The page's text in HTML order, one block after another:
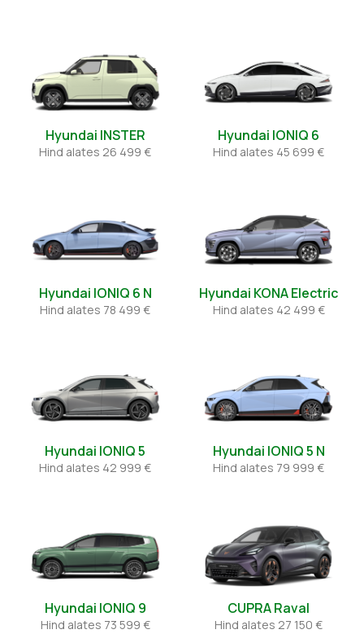
Hyundai INSTER
Hind alates 26 499 €
Hyundai IONIQ 6
Hind alates 45 699 €
Hyundai IONIQ 6 N
Hind alates 78 499 €
Hyundai KONA Electric
Hind alates 42 499 €
Hyundai IONIQ 5
Hind alates 42 999 €
Hyundai IONIQ 5 N
Hind alates 79 999 €
Hyundai IONIQ 9
Hind alates 73 599 €
CUPRA Raval
Hind alates 27 150 €